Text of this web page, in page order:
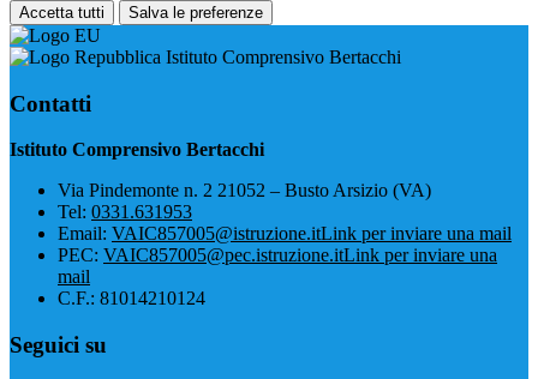
Accetta tutti Salva le preferenze
Istituto Comprensivo Bertacchi
Contatti
Istituto Comprensivo Bertacchi
Via Pindemonte n. 2 21052 – Busto Arsizio (VA)
Tel: 0331.631953
Email: VAIC857005@istruzione.itLink per inviare una mail
PEC: VAIC857005@pec.istruzione.itLink per inviare una
mail
C.F.: 81014210124
Seguici su